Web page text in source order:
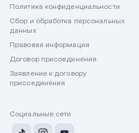
Политика конфиденциальности
Сбор и обработка персональных
данных
Правовая информация
Договор присоединения
Заявление к договору
присоединения
Социальные сети